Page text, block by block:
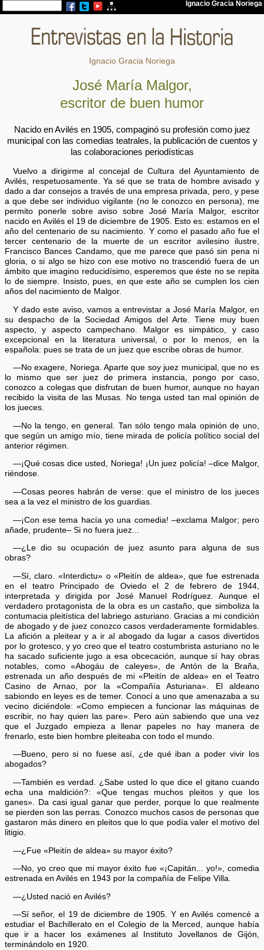
Ignacio Gracia Noriega
José María Malgor,
escritor de buen humor
Nacido en Avilés en 1905, compaginó su profesión como juez
municipal con las comedias teatrales, la publicación de cuentos y
las colaboraciones periodísticas
Vuelvo a dirigirme al concejal de Cultura del Ayuntamiento de
Avilés, respetuosamente. Ya sé que se trata de hombre avisado y
dado a dar consejos a través de una empresa privada, pero, y pese
a que debe ser individuo vigilante (no le conozco en persona), me
permito ponerle sobre aviso sobre José María Malgor, escritor
nacido en Avilés el 19 de diciembre de 1905. Esto es: estamos en el
año del centenario de su nacimiento. Y como el pasado año fue el
tercer centenario de la muerte de un escritor avilesino ilustre,
Francisco Bances Candamo, que me parece que pasó sin pena ni
gloria, o si algo se hizo con ese motivo no trascendió fuera de un
ámbito que imagino reducidísimo, esperemos que éste no se repita
lo de siempre. Insisto, pues, en que este año se cumplen los cien
años del nacimiento de Malgor.
Y dado este aviso, vamos a entrevistar a José María Malgor, en
su despacho de la Sociedad Amigos del Arte. Tiene muy buen
aspecto, y aspecto campechano. Malgor es simpático, y caso
excepcional en la literatura universal, o por lo menos, en la
española: pues se trata de un juez que escribe obras de humor.
—No exagere, Noriega. Aparte que soy juez municipal, que no es
lo mismo que ser juez de primera instancia, pongo por caso,
conozco a colegas que disfrutan de buen humor, aunque no hayan
recibido la visita de las Musas. No tenga usted tan mal opinión de
los jueces.
—No la tengo, en general. Tan sólo tengo mala opinión de uno,
que según un amigo mío, tiene mirada de policía político social del
anterior régimen.
—¡Qué cosas dice usted, Noriega! ¡Un juez policía! –dice Malgor,
riéndose.
—Cosas peores habrán de verse: que el ministro de los jueces
sea a la vez el ministro de los guardias.
—¡Con ese tema hacía yo una comedia! –exclama Malgor; pero
añade, prudente– Si no fuera juez...
—¿Le dio su ocupación de juez asunto para alguna de sus
obras?
—Sí, claro. «Interdictu» o «Pleitín de aldea», que fue estrenada
en el teatro Principado de Oviedo el 2 de febrero de 1944,
interpretada y dirigida por José Manuel Rodríguez. Aunque el
verdadero protagonista de la obra es un castaño, que simboliza la
contumacia pleitística del labriego asturiano. Gracias a mi condición
de abogado y de juez conozco casos verdaderamente formidables.
La afición a pleitear y a ir al abogado da lugar a casos divertidos
por lo grotesco, y yo creo que el teatro costumbrista asturiano no le
ha sacado suficiente jugo a esa obcecación, aunque sí hay obras
notables, como «Abogáu de caleyes», de Antón de la Braña,
estrenada un año después de mi «Pleitín de aldea» en el Teatro
Casino de Arnao, por la «Compañía Asturiana». El aldeano
sabiondo en leyes es de temer. Conocí a uno que amenazaba a su
vecino diciéndole: «Como empiecen a funcionar las máquinas de
escribir, no hay quien las pare». Pero aún sabiendo que una vez
que el Juzgado empieza a llenar papeles no hay manera de
frenarlo, este bien hombre pleiteaba con todo el mundo.
—Bueno, pero si no fuese así, ¿de qué iban a poder vivir los
abogados?
—También es verdad. ¿Sabe usted lo que dice el gitano cuando
echa una maldición?: «Que tengas muchos pleitos y que los
ganes». Da casi igual ganar que perder, porque lo que realmente
se pierden son las perras. Conozco muchos casos de personas que
gastaron más dinero en pleitos que lo que podía valer el motivo del
litigio.
—¿Fue «Pleitín de aldea» su mayor éxito?
—No, yo creo que mi mayor éxito fue «¡Capitán... yo!», comedia
estrenada en Avilés en 1943 por la compañía de Felipe Villa.
—¿Usted nació en Avilés?
—Sí señor, el 19 de diciembre de 1905. Y en Avilés comencé a
estudiar el Bachillerato en el Colegio de la Merced, aunque había
que ir a hacer los exámenes al Instituto Jovellanos de Gijón,
terminándolo en 1920.